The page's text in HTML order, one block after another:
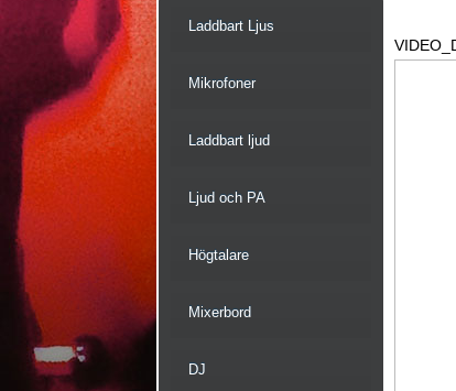
Laddbart Ljus
Mikrofoner
Laddbart ljud
Ljud och PA
Högtalare
Mixerbord
DJ